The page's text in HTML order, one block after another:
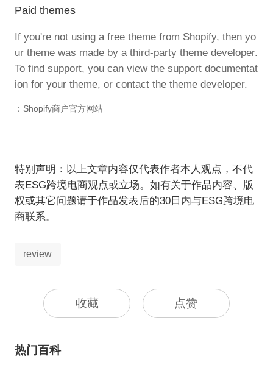
Paid themes
If you're not using a free theme from Shopify, then yo
ur theme was made by a third-party theme developer.
To find support, you can view the support documentat
ion for your theme, or contact the theme developer.
：Shopify商户官方网站
特别声明：以上文章内容仅代表作者本人观点，不代
表ESG跨境电商观点或立场。如有关于作品内容、版
权或其它问题请于作品发表后的30日内与ESG跨境电
商联系。
review
收藏 点赞
热门百科